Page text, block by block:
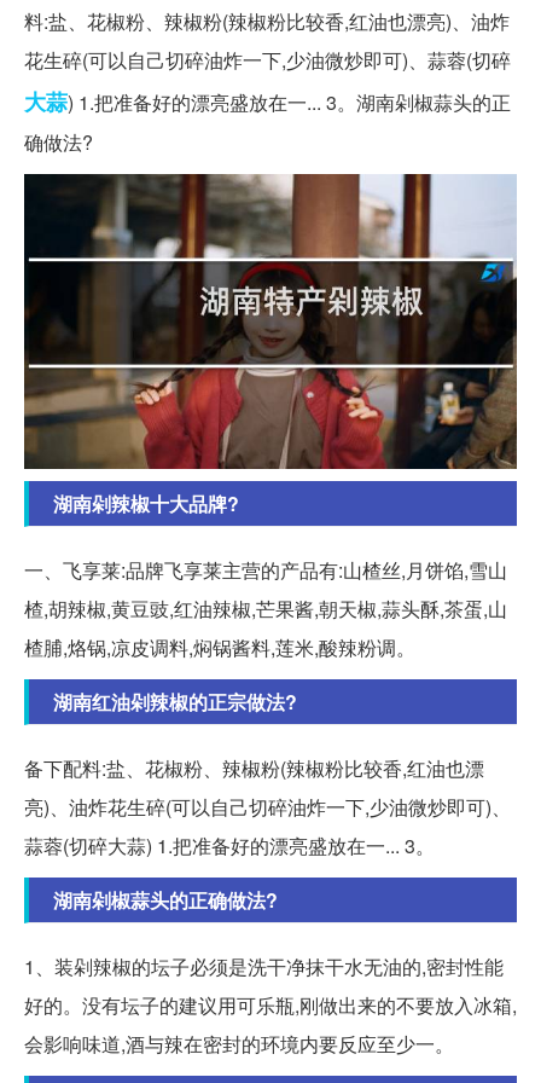
料:盐、花椒粉、辣椒粉(辣椒粉比较香,红油也漂亮)、油炸
花生碎(可以自己切碎油炸一下,少油微炒即可)、蒜蓉(切碎
大蒜) 1.把准备好的漂亮盛放在一... 3。湖南剁椒蒜头的正
确做法?
湖南剁辣椒十大品牌?
一、飞享莱:品牌飞享莱主营的产品有:山楂丝,月饼馅,雪山
楂,胡辣椒,黄豆豉,红油辣椒,芒果酱,朝天椒,蒜头酥,茶蛋,山
楂脯,烙锅,凉皮调料,焖锅酱料,莲米,酸辣粉调。
湖南红油剁辣椒的正宗做法?
备下配料:盐、花椒粉、辣椒粉(辣椒粉比较香,红油也漂
亮)、油炸花生碎(可以自己切碎油炸一下,少油微炒即可)、
蒜蓉(切碎大蒜) 1.把准备好的漂亮盛放在一... 3。
湖南剁椒蒜头的正确做法?
1、装剁辣椒的坛子必须是洗干净抹干水无油的,密封性能
好的。没有坛子的建议用可乐瓶,刚做出来的不要放入冰箱,
会影响味道,酒与辣在密封的环境内要反应至少一。